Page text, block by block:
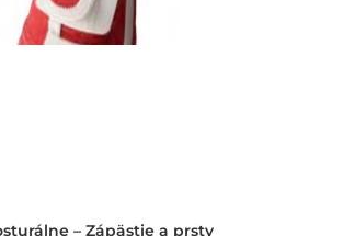
– Zápästie a prsty